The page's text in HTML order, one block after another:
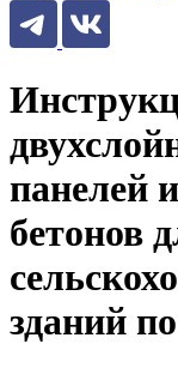
панелей
бетонов
зданий